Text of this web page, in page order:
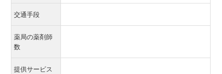
交通手段
薬局の薬剤師
数
提供サービス